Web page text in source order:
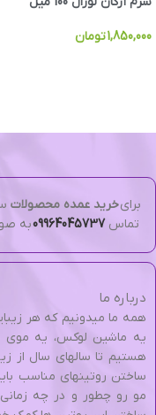
1,850,000تومان
برایخرید عمده محصولات
تماس09964045737به
درباره ما
همه ما میدونیم که هر
یه ماشین لوکس، یه موی
هستیم تا سالهای سال از
ساختن روتینهای مناسب
مو رو چطور و در چه زمانی